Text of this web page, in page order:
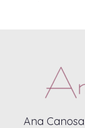
Ana